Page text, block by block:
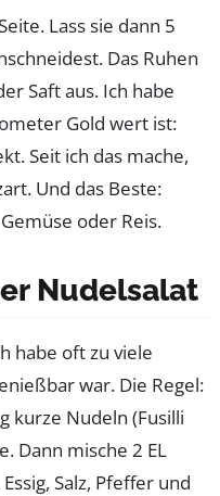
Lass sie dann 5
Das Ruhen
Saft aus. Ich habe
Gold wert ist:
Seit ich das mache,
Und das Beste:
oder Reis.
Nudelsalat
habe oft zu viele
war. Die Regel:
kurze Nudeln (Fusilli
Dann mische 2 EL
Salz, Pfeffer und